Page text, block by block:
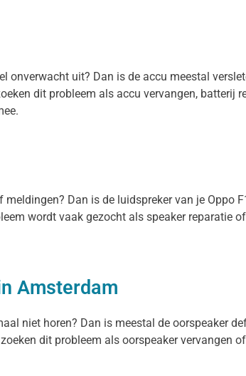
onverwacht uit? Dan is de accu meestal
dit probleem als accu vervangen, batterij
Dan is de luidspreker van je Oppo
wordt vaak gezocht als speaker reparatie
Amsterdam
niet horen? Dan is meestal de oorspeaker
dit probleem als oorspeaker vervangen